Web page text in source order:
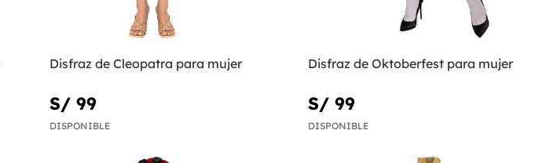
Disfraz de Cleopatra para mujer
S/ 99
DISPONIBLE
Disfraz de Oktoberfest para mujer
S/ 99
DISPONIBLE